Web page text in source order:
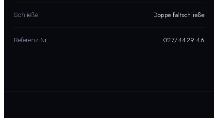
Schließe Doppelfaltschließe
Referenz-Nr. 027/4429.46